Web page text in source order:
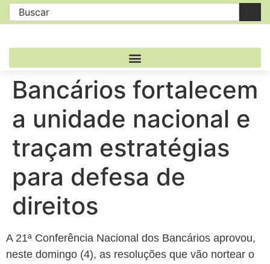
Bancários fortalecem
a unidade nacional e
traçam estratégias
para defesa de
direitos
A 21ª Conferência Nacional dos Bancários aprovou,
neste domingo (4), as resoluções que vão nortear o